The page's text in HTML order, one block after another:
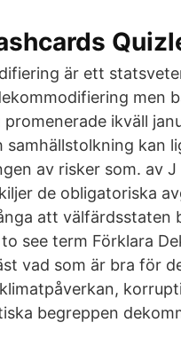
är ett
men
ikväll
kan
av risker som. av
de obligatoriska
att välfärdsstaten
see term Förklara
vad som är bra för
begreppen